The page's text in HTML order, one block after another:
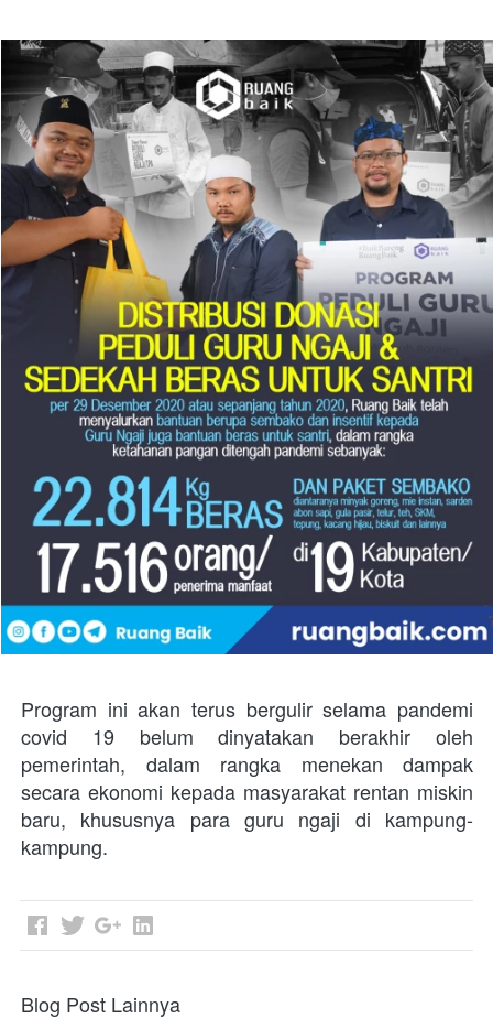
Program ini akan terus bergulir selama pandemi
covid 19 belum dinyatakan berakhir oleh
pemerintah, dalam rangka menekan dampak
secara ekonomi kepada masyarakat rentan miskin
baru, khususnya para guru ngaji di kampung-
kampung.
Blog Post Lainnya